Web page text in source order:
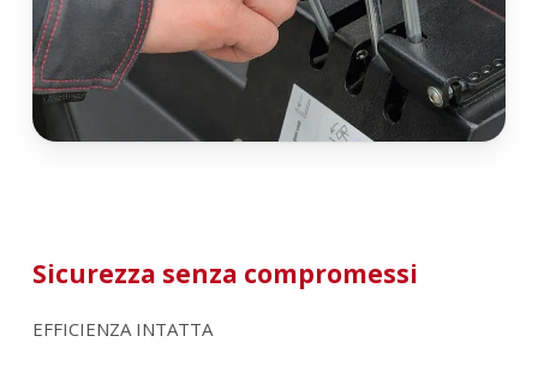
Sicurezza senza compromessi
EFFICIENZA INTATTA